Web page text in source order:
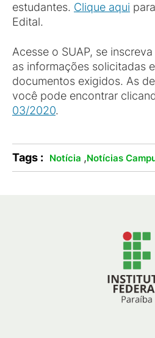
estudantes. Clique aqui
Edital.
Acesse o SUAP, se
as informações solicitadas
documentos exigidos. As
você pode encontrar
03/2020.
Tags : Notícia ,Notícias